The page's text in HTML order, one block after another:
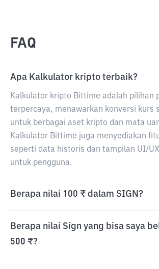
FAQ
Apa Kalkulator kripto terbaik?
Kalkulator kripto Bittime adalah pilihan
terpercaya, menawarkan konversi kurs
untuk berbagai aset kripto dan mata
Kalkulator Bittime juga menyediakan
seperti data historis dan tampilan UI/
untuk pengguna.
Berapa nilai 100 ₹ dalam SIGN?
Berapa nilai Sign yang bisa saya
500 ₹?